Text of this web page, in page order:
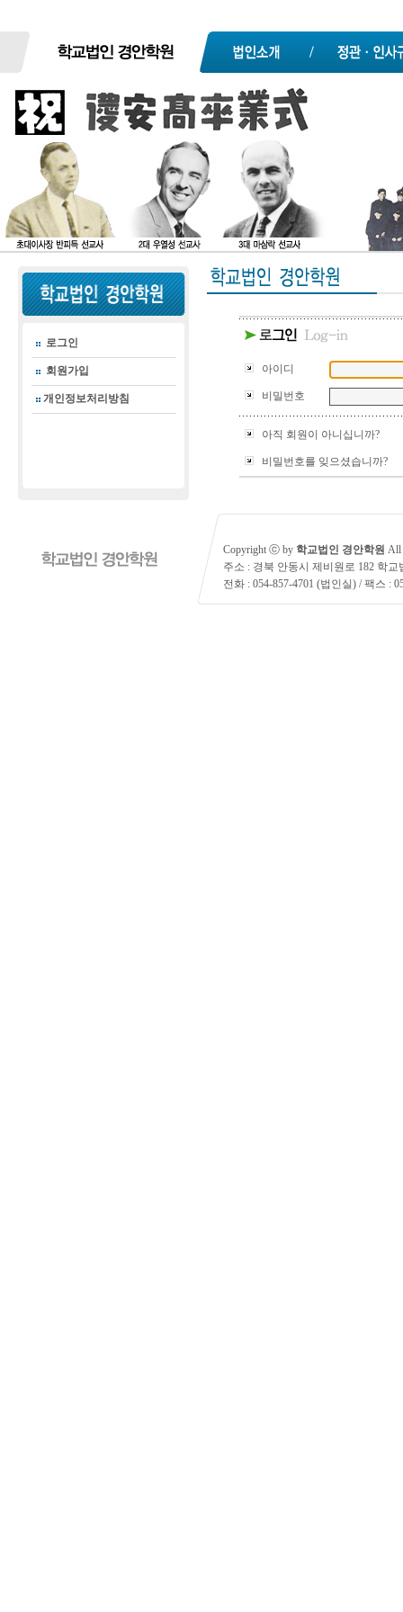
로그인
회원가입
개인정보처리방침
아이디
비밀번호
아직 회원이 아니십니까?
비밀번호를 잊으셨습니까?
Copyright ⓒ by 학교법인 경안학원 All
주소 : 경북 안동시 제비원로 182 학교
전화 : 054-857-4701 (법인실) / 팩스 :